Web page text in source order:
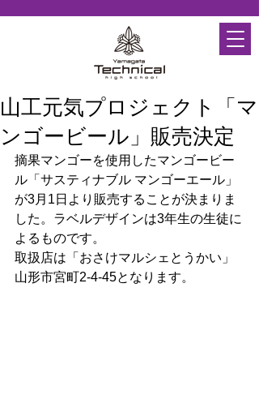
山工元気プロジェクト「マ
ンゴービール」販売決定
摘果マンゴーを使用したマンゴービー
ル「サスティナブル マンゴーエール」
が3月1日より販売することが決まりま
した。ラベルデザインは3年生の生徒に
よるものです。
取扱店は「おさけマルシェとうかい」
山形市宮町2-4-45となります。